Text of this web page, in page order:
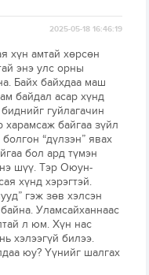
2025-05-18 16:46:19
хүн амтай хөрсөн
энэ улс орны
Байх байхдаа маш
байдал асар хүнд
гуйлагачин
байгаа зүйл
“дүлзэн” явах
бол ард түмэн
шүү. Тэр Оюун-
хүнд хэрэгтэй.
гэж зөв хэлсэн
Уламсайханнаас
л юм. Хүн нас
хэлээгүй билээ.
юу? Үүнийг шалгах